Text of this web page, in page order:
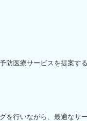
防医療サービスを提案す
を行いながら、最適なサ